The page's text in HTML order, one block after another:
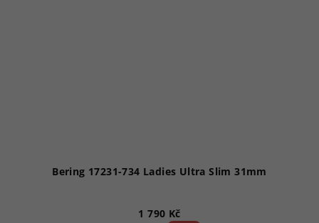
Bering 17231-734 Ladies Ultra Slim 31mm
1 790 Kč